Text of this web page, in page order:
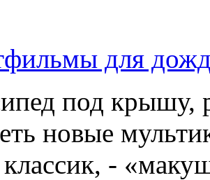
для
под крышу,
новые
-